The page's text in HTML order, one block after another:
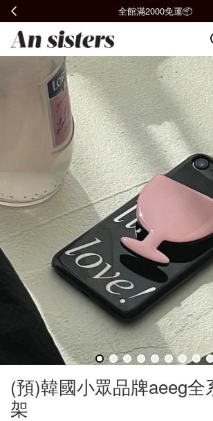
加入會員贈購物金100元
(預)韓國小眾品牌aeeg全
架